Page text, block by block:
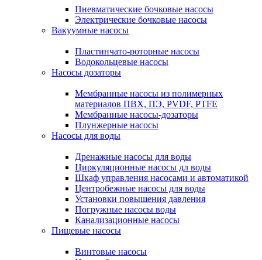
Пневматические бочковые насосы
Электрические бочковые насосы
Вакуумные насосы
Пластинчато-роторные насосы
Водокольцевые насосы
Насосы дозаторы
Мембранные насосы из полимерных
материалов ПВХ, ПЭ, PVDF, PTFE
Мембранные насосы-дозаторы
Плунжерные насосы
Насосы для воды
Дренажные насосы для воды
Циркуляционные насосы дл воды
Шкаф управления насосами и автоматикой
Центробежные насосы для воды
Установки повышения давления
Погружные насосы воды
Канализационные насосы
Пищевые насосы
Винтовые насосы